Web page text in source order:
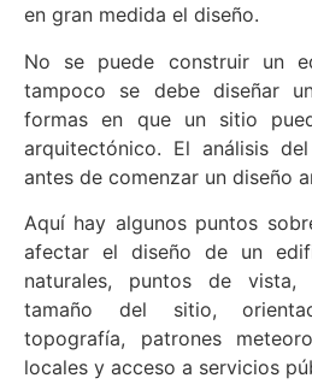
en gran medida el diseño.
No se puede construir un
tampoco se debe diseñar
formas en que un sitio
arquitectónico. El análisis
antes de comenzar un diseño
Aquí hay algunos puntos
afectar el diseño de un
naturales, puntos de vista,
tamaño del sitio,
topografía, patrones
locales y acceso a servicios